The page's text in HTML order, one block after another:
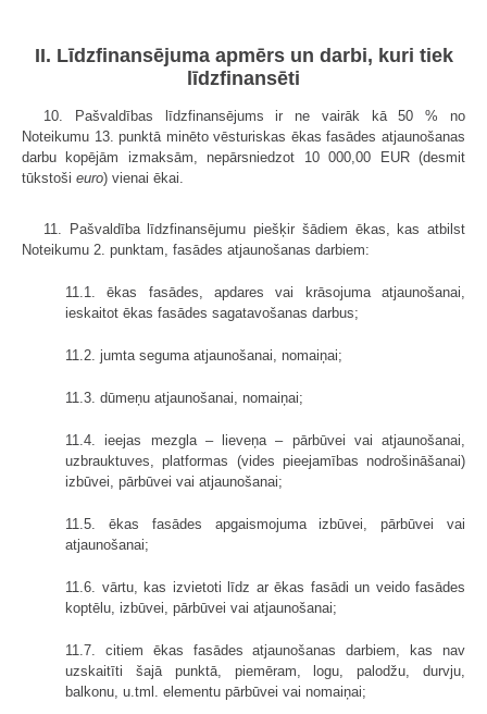
II. Līdzfinansējuma apmērs un darbi, kuri tiek
līdzfinansēti
10. Pašvaldības līdzfinansējums ir ne vairāk kā 50 % no
Noteikumu 13. punktā minēto vēsturiskas ēkas fasādes atjaunošanas
darbu kopējām izmaksām, nepārsniedzot 10 000,00 EUR (desmit
tūkstoši euro) vienai ēkai.
11. Pašvaldība līdzfinansējumu piešķir šādiem ēkas, kas atbilst
Noteikumu 2. punktam, fasādes atjaunošanas darbiem:
11.1. ēkas fasādes, apdares vai krāsojuma atjaunošanai,
ieskaitot ēkas fasādes sagatavošanas darbus;
11.2. jumta seguma atjaunošanai, nomaiņai;
11.3. dūmeņu atjaunošanai, nomaiņai;
11.4. ieejas mezgla – lieveņa – pārbūvei vai atjaunošanai,
uzbrauktuves, platformas (vides pieejamības nodrošināšanai)
izbūvei, pārbūvei vai atjaunošanai;
11.5. ēkas fasādes apgaismojuma izbūvei, pārbūvei vai
atjaunošanai;
11.6. vārtu, kas izvietoti līdz ar ēkas fasādi un veido fasādes
koptēlu, izbūvei, pārbūvei vai atjaunošanai;
11.7. citiem ēkas fasādes atjaunošanas darbiem, kas nav
uzskaitīti šajā punktā, piemēram, logu, palodžu, durvju,
balkonu, u.tml. elementu pārbūvei vai nomaiņai;